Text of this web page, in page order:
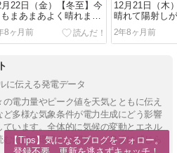
月22日（金）【冬至】今
もまあまあよく晴れまし
。京セラ5.4 wh太陽光発
報告
8ヶ月前
12月21日（木
晴れて陽射し
りました。京
陽光発電の報告
2年8ヶ月前
に伝える発電データ
電力量やピーク値を天気とともに伝え
多様な気象条件が電力生成にどう影響
います。全体的に気候の変動とエネル
だけで環境との関わりを身近に感じら
【Tips】気になるブログをフォロー。